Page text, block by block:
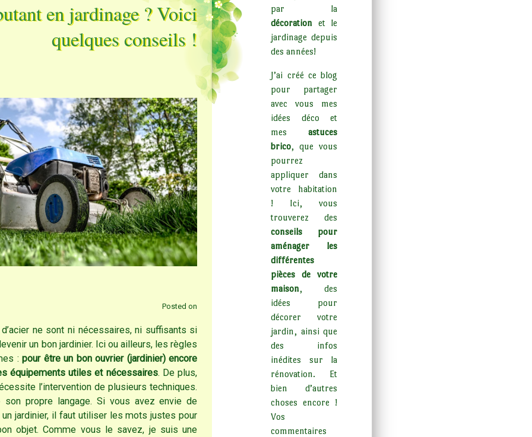
en jardinage ? Voici
quelques conseils !
Posted on
ne sont ni nécessaires, ni suffisants si
un bon jardinier. Ici ou ailleurs, les règles
:pour être un bon ouvrier (jardinier) encore
équipements utiles et nécessaires. De plus,
l’intervention de plusieurs techniques.
son propre langage. Si vous avez envie de
jardinier, il faut utiliser les mots justes pour
objet. Comme vous le savez, je suis une
par la
décoration et le
jardinage depuis
des années!
J’ai créé ce blog
pour partager
avec vous mes
idées déco et
mesastuces
brico, que vous
pourrez
appliquer dans
votre habitation
! Ici, vous
trouverez des
conseils pour
aménager les
différentes
pièces de votre
maison, des
idées pour
décorer votre
jardin, ainsi que
des infos
inédites sur la
rénovation. Et
bien d’autres
choses encore !
Vos
commentaires